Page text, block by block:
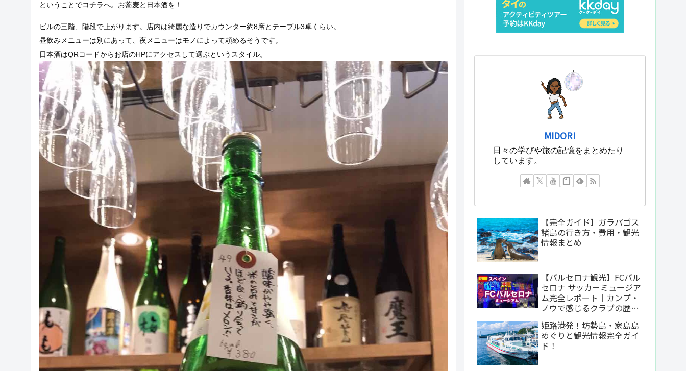
ということでコチラへ。お蕎麦と日本酒を！
ビルの三階、階段で上がります。店内は綺麗な造りでカウンター約8席とテーブル3卓くらい。
昼飲みメニューは別にあって、夜メニューはモノによって頼めるそうです。
日本酒はQRコードからお店のHPにアクセスして選ぶというスタイル。
MIDORI
日々の学びや旅の記憶をまとめたり
しています。
【完全ガイド】ガラパゴス
諸島の行き方・費用・観光
情報まとめ
【バルセロナ観光】FCバル
セロナ サッカーミュージア
ム完全レポート｜カンプ・
ノウで感じるクラブの歴史
姫路港発！坊勢島・家島島
めぐりと観光情報完全ガイ
ド！